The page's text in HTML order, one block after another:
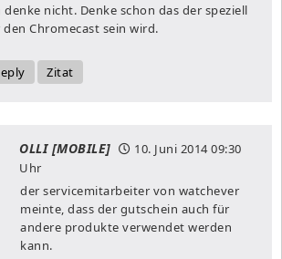
denke nicht. Denke schon das der speziell
Chromecast sein wird.
Zitat
OLLI [MOBILE] 10. Juni 201409:30
Uhr
der servicemitarbeiter von watchever
meinte, dass der gutschein auch für
andere produkte verwendet werden
kann.